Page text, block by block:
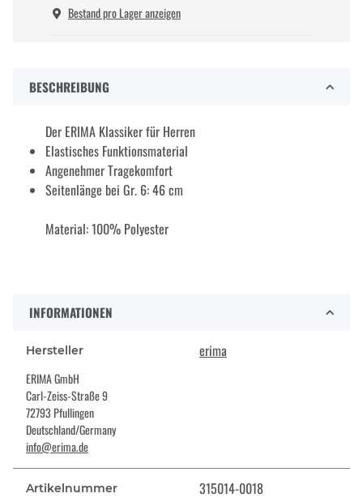
Bestand pro Lager anzeigen
BESCHREIBUNG
Der ERIMA Klassiker für Herren
Elastisches Funktionsmaterial
Angenehmer Tragekomfort
Seitenlänge bei Gr. 6: 46 cm
Material: 100% Polyester
INFORMATIONEN
Hersteller erima
ERIMA GmbH
Carl-Zeiss-Straße 9
72793 Pfullingen
Deutschland/Germany
info@erima.de
Artikelnummer 315014-0018